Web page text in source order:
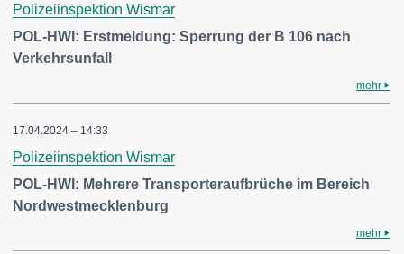
Polizeiinspektion Wismar
POL-HWI: Erstmeldung: Sperrung der B 106 nach
Verkehrsunfall
mehr
17.04.2024 – 14:33
Polizeiinspektion Wismar
POL-HWI: Mehrere Transporteraufbrüche im Bereich
Nordwestmecklenburg
mehr